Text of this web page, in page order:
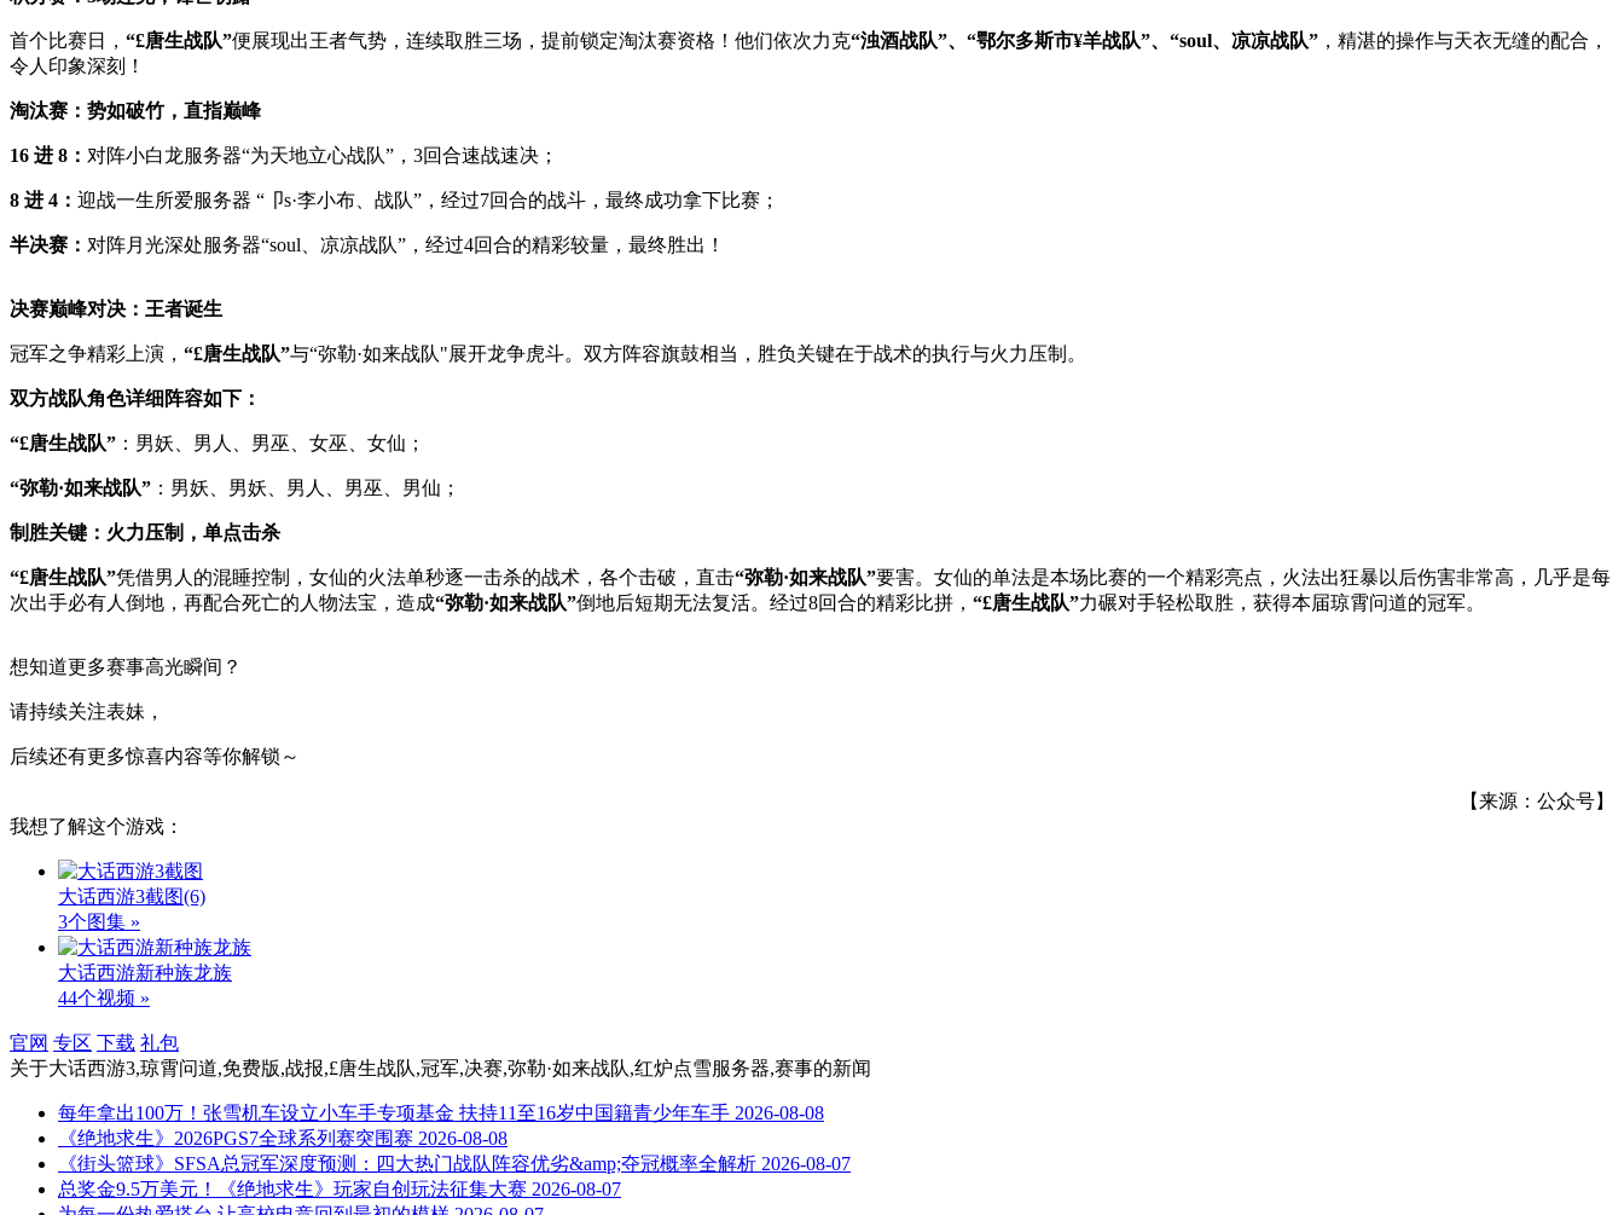
首个比赛日， “£唐生战队”便展现出王者气势，连续取胜三场，提前锁定淘汰赛资格！他们依次力克“浊酒战队”、“鄂尔多斯市¥羊战队”、“soul、凉凉战队” ，精湛的操作与天衣无缝的配合，
令人印象深刻！
淘汰赛：势如破竹，直指巅峰
16 进 8： 对阵小白龙服务器“为天地立心战队”，3回合速战速决；
8 进 4： 迎战一生所爱服务器 “卩s·李小布、战队”，经过7回合的战斗，最终成功拿下比赛；
半决赛： 对阵月光深处服务器“soul、凉凉战队”，经过4回合的精彩较量，最终胜出！
决赛巅峰对决：王者诞生
冠军之争精彩上演， “£唐生战队”与“弥勒·如来战队"展开龙争虎斗。双方阵容旗鼓相当，胜负关键在于战术的执行与火力压制。
双方战队角色详细阵容如下：
“£唐生战队” ：男妖、男人、男巫、女巫、女仙；
“弥勒·如来战队” ：男妖、男妖、男人、男巫、男仙；
制胜关键：火力压制，单点击杀
“£唐生战队”凭借男人的混睡控制，女仙的火法单秒逐一击杀的战术，各个击破，直击“弥勒·如来战队”要害。女仙的单法是本场比赛的一个精彩亮点，火法出狂暴以后伤害非常高，几乎是每
次出手必有人倒地，再配合死亡的人物法宝，造成“弥勒·如来战队”倒地后短期无法复活。经过8回合的精彩比拼， “£唐生战队”力碾对手轻松取胜，获得本届琼霄问道的冠军。
想知道更多赛事高光瞬间？
请持续关注表妹，
后续还有更多惊喜内容等你解锁～
【来源：公众号】
我想了解这个游戏：
大话西游3截图(6)
3个图集 »
大话西游新种族龙族
44个视频 »
官网 专区 下载 礼包
关于大话西游3,琼霄问道,免费版,战报,£唐生战队,冠军,决赛,弥勒·如来战队,红炉点雪服务器,赛事的新闻
每年拿出100万！张雪机车设立小车手专项基金 扶持11至16岁中国籍青少年车手 2026-08-08
《绝地求生》2026PGS7全球系列赛突围赛 2026-08-08
《街头篮球》SFSA总冠军深度预测：四大热门战队阵容优劣&amp;夺冠概率全解析 2026-08-07
总奖金9.5万美元！《绝地求生》玩家自创玩法征集大赛 2026-08-07